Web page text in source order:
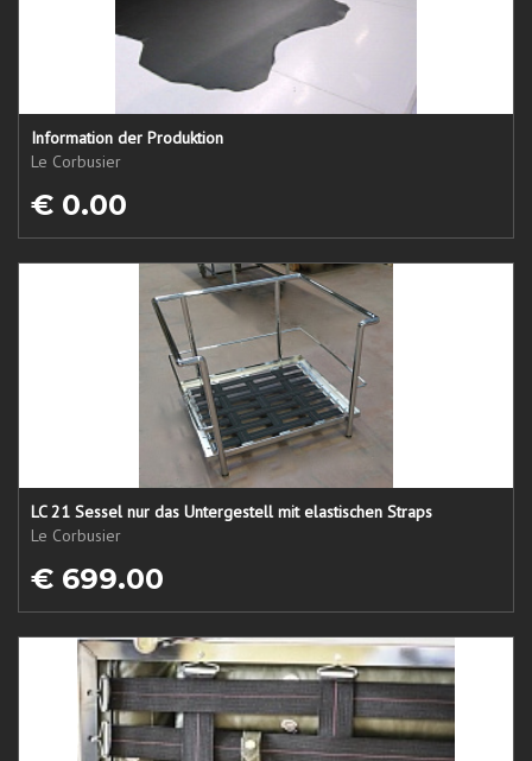
Information der Produktion
Le Corbusier
€ 0.00
LC 21 Sessel nur das Untergestell mit elastischen Straps
Le Corbusier
€ 699.00